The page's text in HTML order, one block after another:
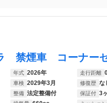
年式 2026年 走行距離
車検 2029年3月 修復歴 な
整備 法定整備付 保証付 3